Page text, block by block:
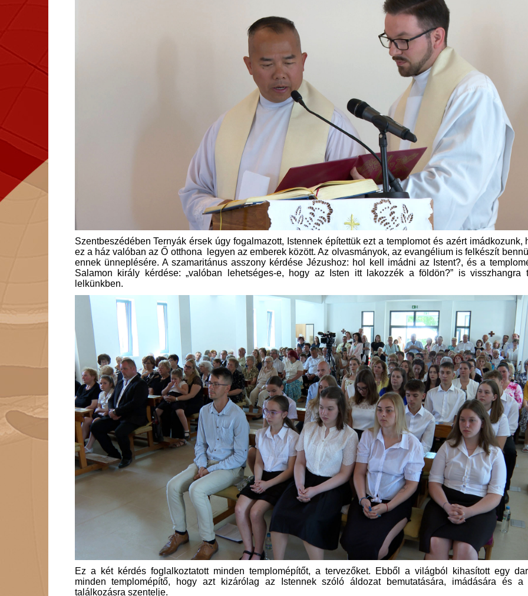
Szentbeszédében Ternyák érsek úgy fogalmazott, Istennek építettük ezt a templomot és azért imádkozunk,
ez a ház valóban az Ő otthona legyen az emberek között. Az olvasmányok, az evangélium is felkészít
ennek ünneplésére. A szamaritánus asszony kérdése Jézushoz: hol kell imádni az Istent?, és a
Salamon király kérdése: „valóban lehetséges-e, hogy az Isten itt lakozzék a földön?” is visszhangra
lelkünkben.
Ez a két kérdés foglalkoztatott minden templomépítőt, a tervezőket. Ebből a világból kihasított egy
minden templomépítő, hogy azt kizárólag az Istennek szóló áldozat bemutatására, imádására és a
találkozásra szentelje.